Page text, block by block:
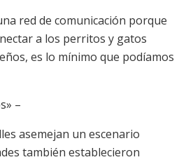
red de comunicación porque
a los perritos y gatos
es lo mínimo que podíamos
–
asemejan un escenario
también establecieron